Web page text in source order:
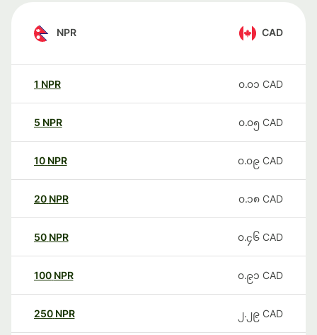
NPR CAD
1 NPR ၀.၀၁ CAD
5 NPR ၀.၀၅ CAD
10 NPR ၀.၀၉ CAD
20 NPR ၀.၁၈ CAD
50 NPR ၀.၄၆ CAD
100 NPR ၀.၉၁ CAD
250 NPR ၂.၂၉ CAD